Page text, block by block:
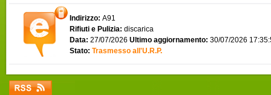
Indirizzo: A91
Rifiuti e Pulizia: discarica
Data: 27/07/2026 Ultimo aggiornamento: 30/07/2026
Stato: Trasmesso all'U.R.P.